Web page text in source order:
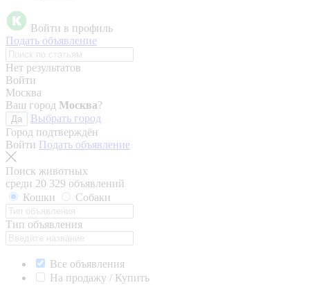
Войти в профиль
Подать объявление
Нет результатов
Войти
Москва
Ваш город Москва?
Да
Выбрать город
Город подтверждён
Войти Подать объявление
Поиск животных
среди 20 329 объявлений
Кошки
Собаки
Тип объявления
Все объявления
На продажу / Купить